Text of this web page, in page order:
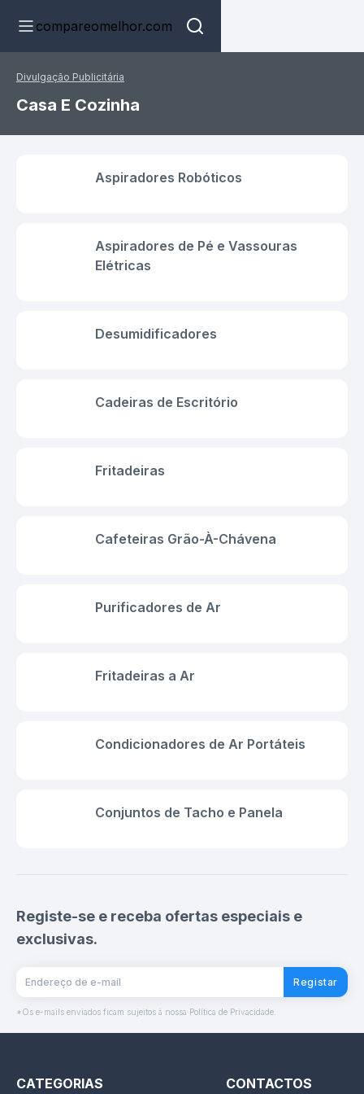
compareomelhor.com
Divulgação Publicitária
Casa E Cozinha
Aspiradores Robóticos
Aspiradores de Pé e Vassouras
Elétricas
Desumidificadores
Cadeiras de Escritório
Fritadeiras
Cafeteiras Grão-À-Chávena
Purificadores de Ar
Fritadeiras a Ar
Condicionadores de Ar Portáteis
Conjuntos de Tacho e Panela
Registe-se e receba ofertas especiais e
exclusivas.
Registar
*Os e-mails enviados ficam sujeitos à nossa Política de Privacidade.
CATEGORIAS CONTACTOS